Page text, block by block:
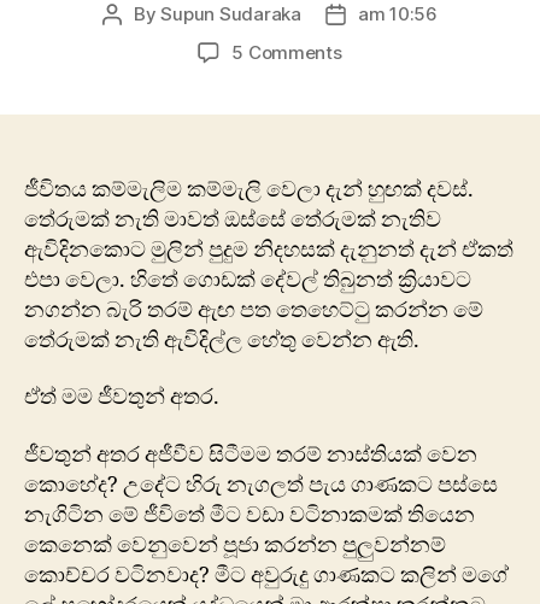
PostBySupun Sudaraka
Postam 10:56
5 Commentson
ජීවිතය කම්මැලිම කම්මැලි වෙලා දැන් හුඟක් දවස්.
තේරුමක් නැති මාවත් ඔස්සේ තේරුමක් නැතිව
ඇවිදිනකොට මුලින් පුදුම නිදහසක් දැනුනත් දැන් ඒකත්
එපා වෙලා. හිතේ ගොඩක් දේවල් තිබුනත් ක්‍රියාවට
නගන්න බැරි තරම් ඇඟ පත තෙහෙට්ටු කරන්න මේ
තේරුමක් නැති ඇවිදිල්ල හේතු වෙන්න ඇති.
ඒත් මම ජීවතුන් අතර.
ජීවතුන් අතර අජීවීව සිටීමම තරම් නාස්තියක් වෙන
කොහේද? උදේට හිරු නැගලත් පැය ගාණකට පස්සෙ
නැගිටින මේ ජීවිතේ මීට වඩා වටිනාකමක් තියෙන
කෙනෙක් වෙනුවෙන් පූජා කරන්න පුලුවන්නම්
කොච්චර වටිනවාද? මීට අවුරුදු ගාණකට කලින් මගේ